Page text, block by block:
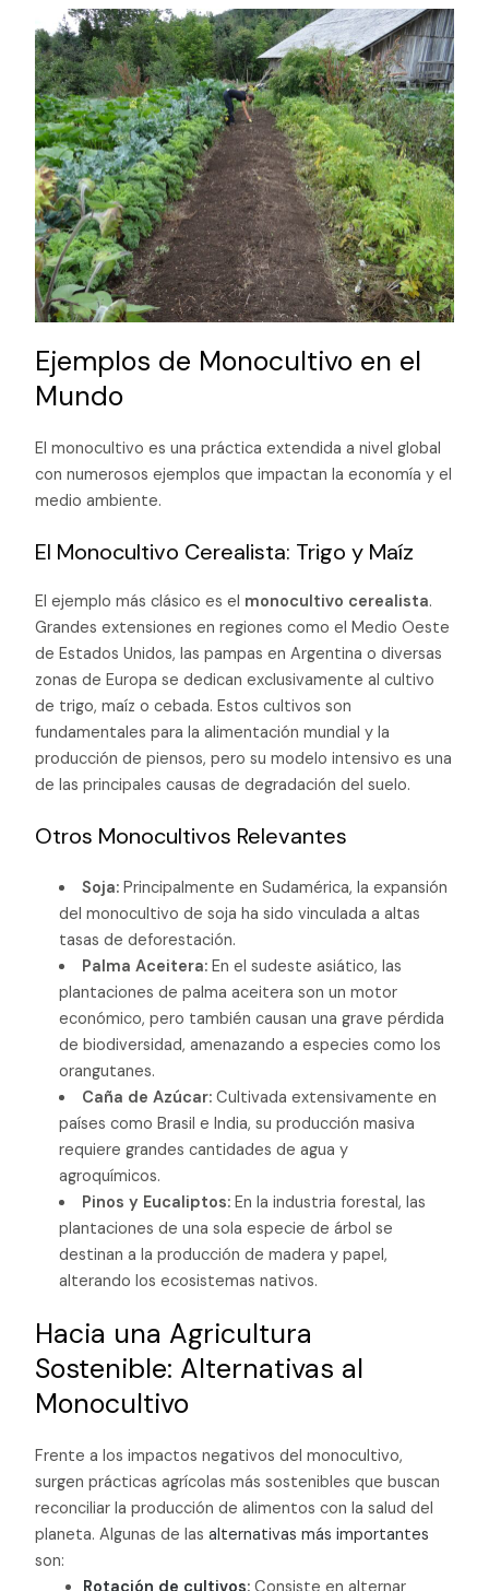
Ejemplos de Monocultivo en el
Mundo
El monocultivo es una práctica extendida a nivel global
con numerosos ejemplos que impactan la economía y el
medio ambiente.
El Monocultivo Cerealista: Trigo y Maíz
El ejemplo más clásico es el monocultivo cerealista.
Grandes extensiones en regiones como el Medio Oeste
de Estados Unidos, las pampas en Argentina o diversas
zonas de Europa se dedican exclusivamente al cultivo
de trigo, maíz o cebada. Estos cultivos son
fundamentales para la alimentación mundial y la
producción de piensos, pero su modelo intensivo es una
de las principales causas de degradación del suelo.
Otros Monocultivos Relevantes
Soja:Principalmente en Sudamérica, la expansión
del monocultivo de soja ha sido vinculada a altas
tasas de deforestación.
Palma Aceitera:En el sudeste asiático, las
plantaciones de palma aceitera son un motor
económico, pero también causan una grave pérdida
de biodiversidad, amenazando a especies como los
orangutanes.
Caña de Azúcar:Cultivada extensivamente en
países como Brasil e India, su producción masiva
requiere grandes cantidades de agua y
agroquímicos.
Pinos y Eucaliptos:En la industria forestal, las
plantaciones de una sola especie de árbol se
destinan a la producción de madera y papel,
alterando los ecosistemas nativos.
Hacia una Agricultura
Sostenible: Alternativas al
Monocultivo
Frente a los impactos negativos del monocultivo,
surgen prácticas agrícolas más sostenibles que buscan
reconciliar la producción de alimentos con la salud del
planeta. Algunas de lasalternativas más importantes
son: